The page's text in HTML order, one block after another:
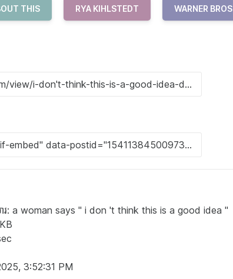
THIS RYA KIHLSTEDT WARNER BROS
រ: a woman says " i don 't think this is a good idea "
3:52:31 PM